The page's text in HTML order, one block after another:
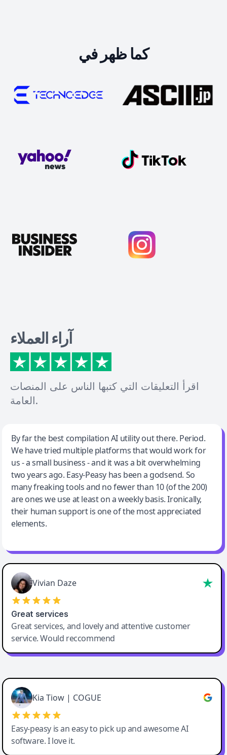
كما ظهر في
آراء العملاء
اقرأ التعليقات التي كتبها الناس على المنصات
العامة.
Jeff Wilson
By far the best compilation AI utility
By far the best compilation AI utility out there. Period.
We have tried multiple platforms that would work for
us - a small business - and it was a bit overwhelming
two years ago. Easy-Peasy has been a godsend. So
many freaking tools and no fewer than 10 (of the 200)
are ones we use at least on a weekly basis. Ironically,
their human support is one of the most appreciated
elements.
Vivian Daze
Great services
Great services, and lovely and attentive customer
service. Would reccommend
Cody Crabb
Great service, Best AI tool
Kia Tiow | COGUE
Easy-peasy is an easy to pick up and awesome AI
software. I love it.